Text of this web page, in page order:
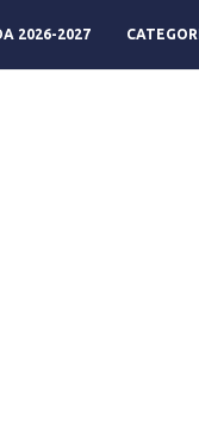
2026-2027